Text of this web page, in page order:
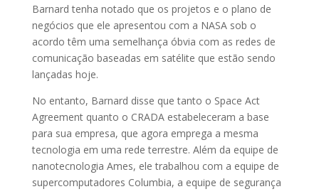
Barnard tenha notado que os projetos e o plano de
negócios que ele apresentou com a NASA sob o
acordo têm uma semelhança óbvia com as redes de
comunicação baseadas em satélite que estão sendo
lançadas hoje.
No entanto, Barnard disse que tanto o Space Act
Agreement quanto o CRADA estabeleceram a base
para sua empresa, que agora emprega a mesma
tecnologia em uma rede terrestre. Além da equipe de
nanotecnologia Ames, ele trabalhou com a equipe de
supercomputadores Columbia, a equipe de segurança